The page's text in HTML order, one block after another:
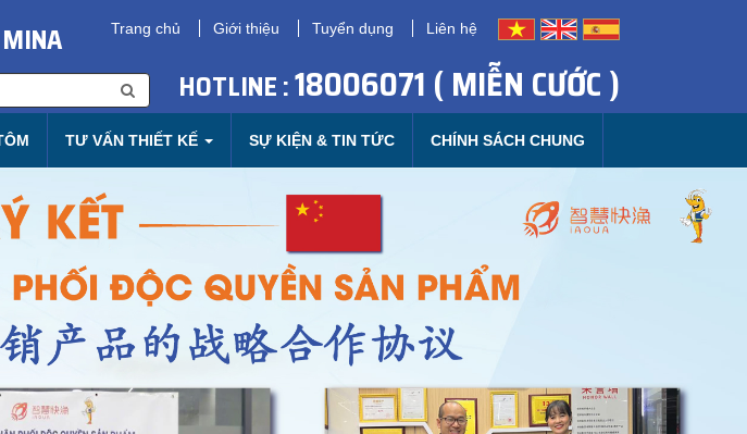
Trang chủ Giới thiệu Tuyển dụng Liên hệ
HOTLINE :18006071 ( MIỄN CƯỚC )
TƯ VẤN THIẾT KẾ SỰ KIỆN & TIN TỨC CHÍNH SÁCH CHUNG